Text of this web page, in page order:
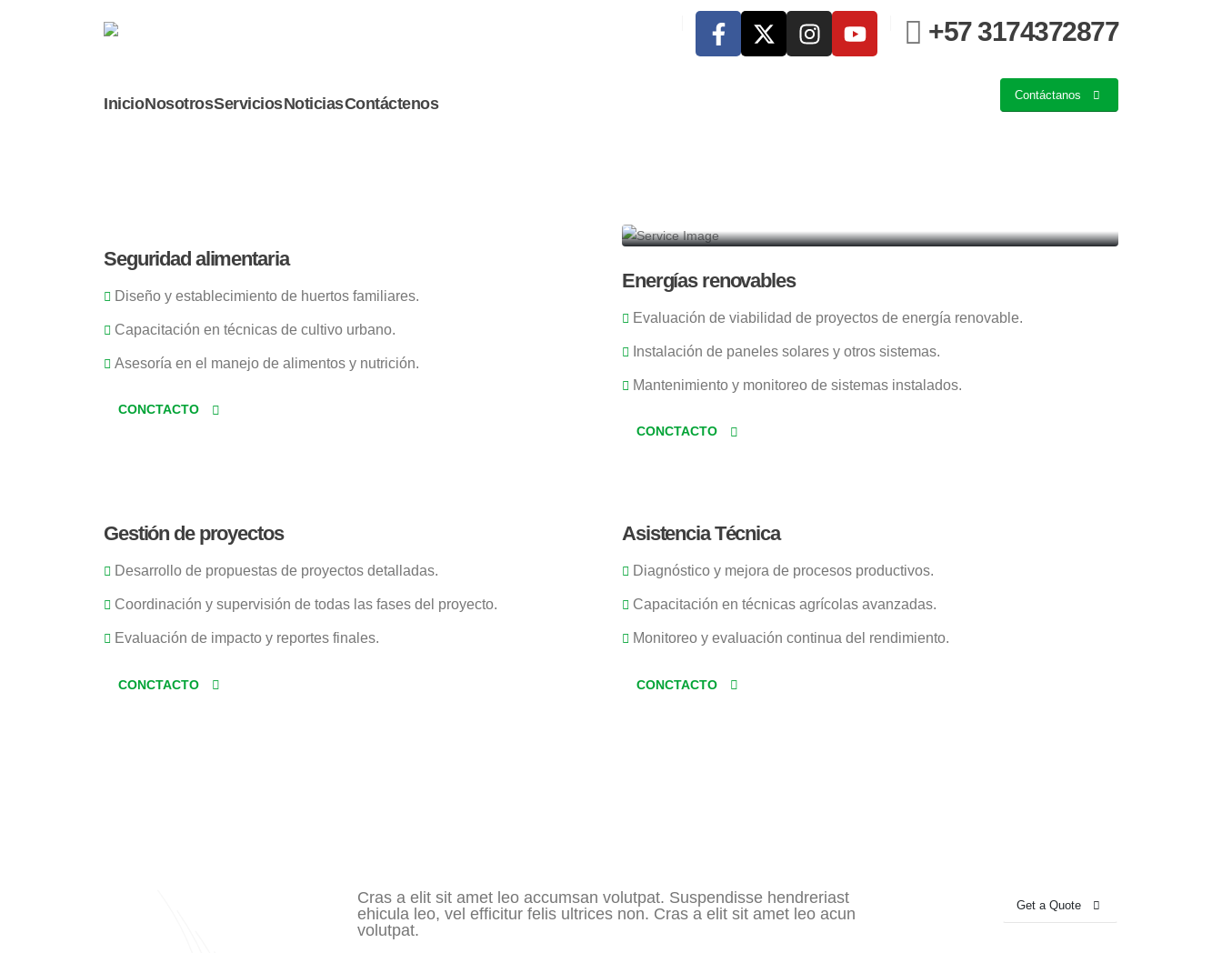
+57 3174372877
InicioNosotrosServiciosNoticiasContáctenos Contáctanos
Seguridad alimentaria
Diseño y establecimiento de huertos familiares.
Capacitación en técnicas de cultivo urbano.
Asesoría en el manejo de alimentos y nutrición.
CONCTACTO
Energías renovables
Evaluación de viabilidad de proyectos de energía renovable.
Instalación de paneles solares y otros sistemas.
Mantenimiento y monitoreo de sistemas instalados.
CONCTACTO
Gestión de proyectos
Desarrollo de propuestas de proyectos detalladas.
Coordinación y supervisión de todas las fases del proyecto.
Evaluación de impacto y reportes finales.
CONCTACTO
Asistencia Técnica
Diagnóstico y mejora de procesos productivos.
Capacitación en técnicas agrícolas avanzadas.
Monitoreo y evaluación continua del rendimiento.
CONCTACTO
Cras a elit sit amet leo accumsan volutpat. Suspendisse hendreriast
ehicula leo, vel efficitur felis ultrices non. Cras a elit sit amet leo acun
volutpat.
Get a Quote